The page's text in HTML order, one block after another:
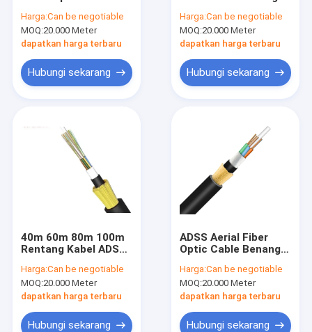
Produk
Tentang kita
Hubungi kami
Kabel Serat Optik Pendukung Mandiri
Kabel drop FTTH dalam ruangan
Optik Pendukung
Mandiri Dielektrik
Harga:Can be negotiable
MOQ:20.000 Meter
dapatkan harga terbaru
Hubungi sekarang
Rentang 40 80 100
200
Harga:Can be negotiable
MOQ:20.000 Meter
dapatkan harga terbaru
Hubungi sekarang
40m 60m 80m 100m
Rentang Kabel ADSS
Ganda 24core 48core
Harga:Can be negotiable
MOQ:20.000 Meter
dapatkan harga terbaru
Hubungi sekarang
ADSS Aerial Fiber
Optic Cable Benang
100m 120m Rentang
24core 48core
Harga:Can be negotiable
MOQ:20.000 Meter
dapatkan harga terbaru
Hubungi sekarang